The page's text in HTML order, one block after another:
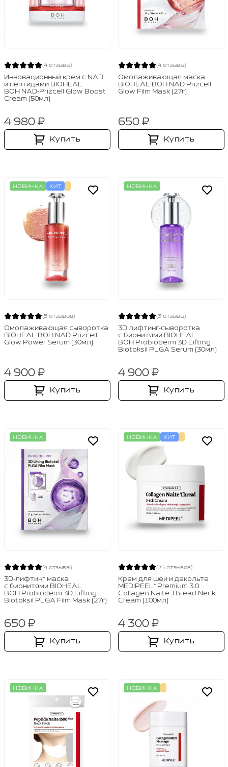
(4 отзыва)
Инновационный крем с NAD
и пептидами BIOHEAL
BOH NAD‑Prizcell Glow Boost
Cream (50мл)
4 980 ₽
Купить
(4 отзыва)
Омолаживающая маска
BIOHEAL BOH NAD Prizcell
Glow Film Mask (27г)
650 ₽
Купить
НОВИНКА ХИТ
(5 отзывов)
Омолаживающая сыворотка
BIOHEAL BOH NAD Prizcell
Glow Power Serum (30мл)
4 900 ₽
Купить
НОВИНКА
(3 отзыва)
3D лифтинг‑сыворотка
с бионитями BIOHEAL
BOH Probioderm 3D Lifting
Biotoksil PLGA Serum (30мл)
4 900 ₽
Купить
НОВИНКА
(4 отзыва)
3D‑лифтинг маска
с бионитями BIOHEAL
BOH Probioderm 3D Lifting
Biotoksil PLGA Film Mask (27г)
650 ₽
Купить
НОВИНКА ХИТ
(25 отзывов)
Крем для шеи и декольте
MEDIPEEL⁺ Premium 3.0
Collagen Naite Thread Neck
Cream (100мл)
4 300 ₽
Купить
НОВИНКА НОВИНКА